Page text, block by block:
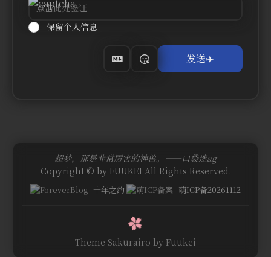
保留个人信息
超梦，那是非常厉害的神兽。——口袋迷ag
Copyright © by FUUKEI All Rights Reserved.
十年之约 萌ICP备20261112
Theme Sakurairo by Fuukei